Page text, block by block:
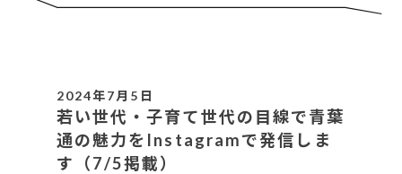
2024年7月5日
若い世代・子育て世代の目線で青葉
通の魅力をInstagramで発信しま
す（7/5掲載）